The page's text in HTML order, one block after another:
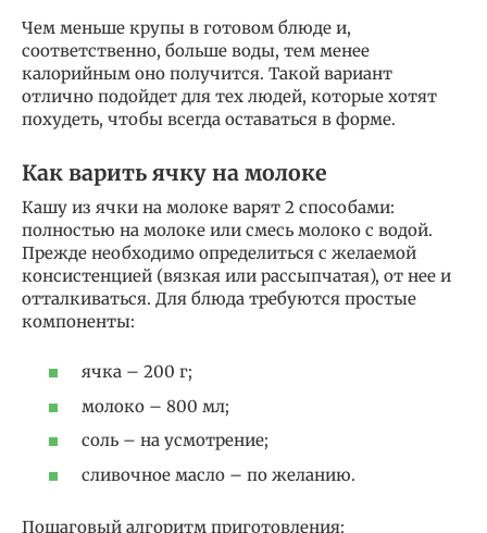
Чем меньше крупы в готовом блюде и,
соответственно, больше воды, тем менее
калорийным оно получится. Такой вариант
отлично подойдет для тех людей, которые хотят
похудеть, чтобы всегда оставаться в форме.
Как варить ячку на молоке
Кашу из ячки на молоке варят 2 способами:
полностью на молоке или смесь молоко с водой.
Прежде необходимо определиться с желаемой
консистенцией (вязкая или рассыпчатая), от нее и
отталкиваться. Для блюда требуются простые
компоненты:
ячка – 200 г;
молоко – 800 мл;
соль – на усмотрение;
сливочное масло – по желанию.
Пошаговый алгоритм приготовления: